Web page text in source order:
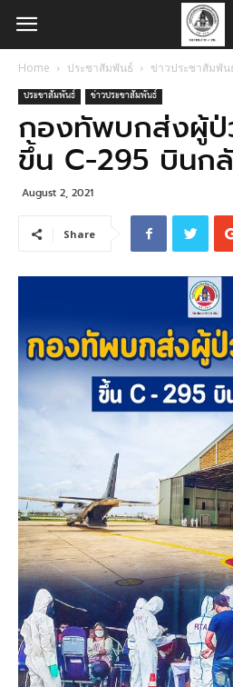
Home ประชาสัมพันธ์ ข่าวประชาสัมพัน
ประชาสัมพันธ์ ข่าวประชาสัมพันธ์
กองทัพบกส่งผู้ป่
ขึ้น C-295 บินก
August 2, 2021
Share